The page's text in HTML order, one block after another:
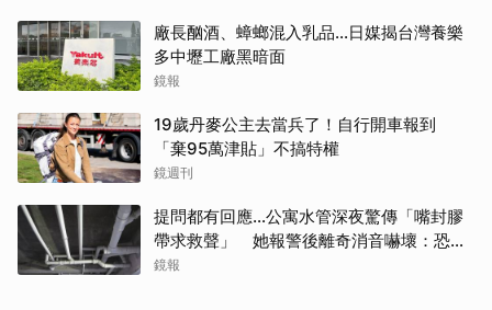
廠長酗酒、蟑螂混入乳品...日媒揭台灣養樂
多中壢工廠黑暗面
鏡報
19歲丹麥公主去當兵了！自行開車報到
「棄95萬津貼」不搞特權
鏡週刊
提問都有回應…公寓水管深夜驚傳「嘴封膠
帶求救聲」 她報警後離奇消音嚇壞：恐凶
多吉少
鏡報